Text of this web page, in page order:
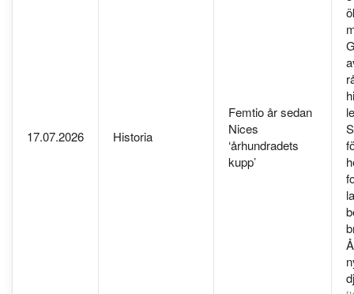
17.07.2026 Historia
Femtio år sedan
Nices
‘århundradets
kupp’